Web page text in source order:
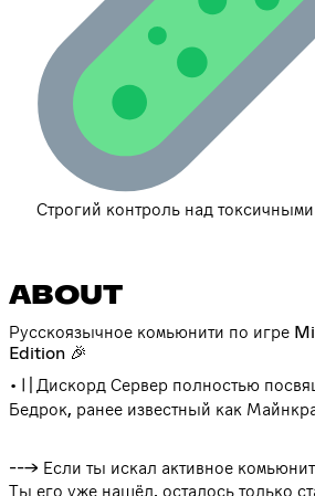
Строгий контроль над
ABOUT
Русскоязычное комьюнити по игре
Edition 🎉
•〢Дискорд Сервер полностью
Бедрок, ранее известный как
---> Если ты искал активное
Ты его уже нашёл, осталось только